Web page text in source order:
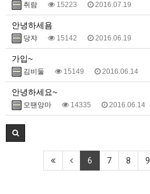
취람 15223 2016.07.19
안녕하세욤
당쟈 15142 2016.06.19
가입~
김비둘 15149 2016.06.14
안녕하세요~
모땐앙마 14335 2016.06.14
6 7 8 9